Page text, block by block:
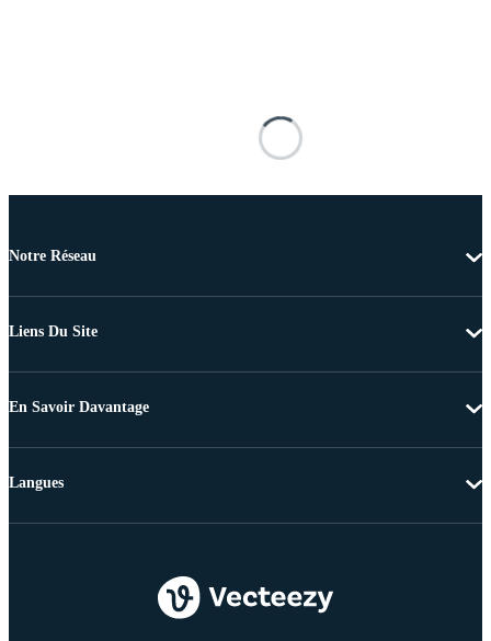
Notre Réseau
Liens Du Site
En Savoir Davantage
Langues